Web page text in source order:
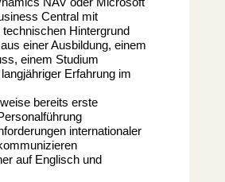
Central mit
technischen Hintergrund
einer Ausbildung, einem
einem Studium
Erfahrung im
bereits erste
internationaler
auf Englisch und